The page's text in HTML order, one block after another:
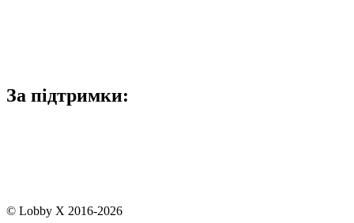
За підтримки:
© Lobby X 2016-2026